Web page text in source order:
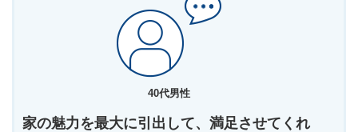
40代男性
家の魅力を最大に引出して、満足させてくれ